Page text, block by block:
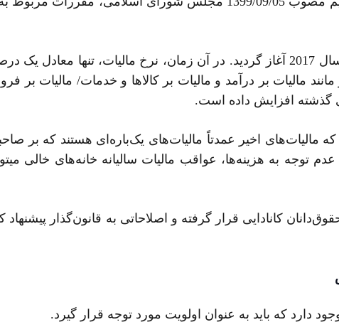
در سال 2017، وضع مالیات سالانه بر خانه‌های خالی در شهر ونکوور از سال 2017 آغاز گردید. در آن زمان،
گذشته افزایش داده است.
بر خانه‌های خالی در ژانویه 2023، می­توان گفت که مالیات‌های اخیر عمدتاً مالیات‌های
توجه به هزینه‌ها، عواقب مالیات سالیانه خانه‌های خالی
کانادایی قرار گرفته و اصلاحاتی به قانون‌گذار پیشنهاد
دارد که باید به عنوان اولویت مورد توجه قرار گیرد.